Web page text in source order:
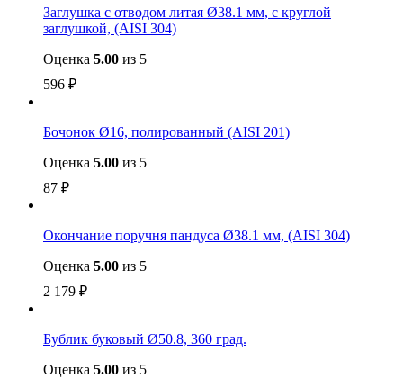
Заглушка с отводом литая Ø38.1 мм, с круглой
заглушкой, (AISI 304)
Оценка 5.00 из 5
596 ₽
Бочонок Ø16, полированный (AISI 201)
Оценка 5.00 из 5
87 ₽
Окончание поручня пандуса Ø38.1 мм, (AISI 304)
Оценка 5.00 из 5
2 179 ₽
Бублик буковый Ø50.8, 360 град.
Оценка 5.00 из 5